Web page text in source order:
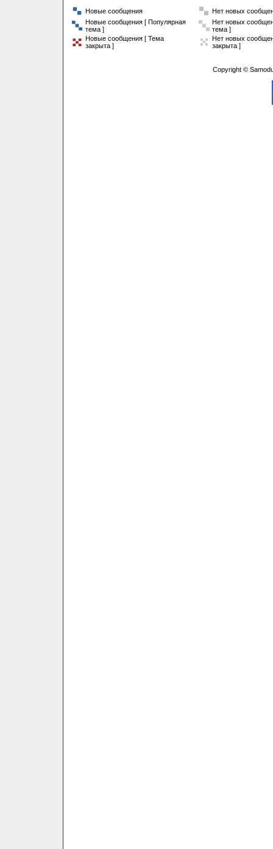
Новые сообщения
Нет новых
Новые сообщения [ Популярная
тема ]
Нет новых
тема ]
Новые сообщения [ Тема
закрыта ]
Нет новых
закрыта ]
Copyright ©